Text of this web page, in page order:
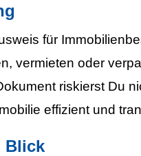
für
vermieten oder
riskierst Du
effizient und
Blick